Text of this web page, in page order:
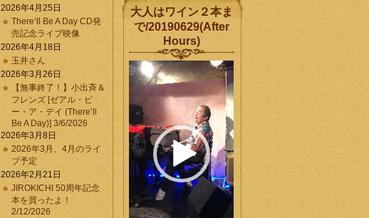
2026年4月25日
There’ll Be A Day CD発
売記念ライブ映像
2026年4月18日
玉井さん
2026年3月26日
【無事終了！】小出斉＆
フレンズ [ゼアル・ビ
ー・ア・デイ (There’ll
Be A Day)] 3/6/2026
2026年3月8日
2026年3月、4月のライ
ブ予定
2026年2月21日
JIROKICHI 50周年記念
本を買ったよ！
2/12/2026
大人はワイン２本ま
で/20190629(After
Hours)
動
画
レ
ー
ヤ
ー